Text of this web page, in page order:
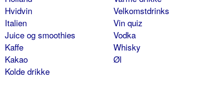
Hvidvin
Italien
Juice og smoothies
Kaffe
Kakao
Kolde drikke
Velkomstdrinks
Vin quiz
Vodka
Whisky
Øl